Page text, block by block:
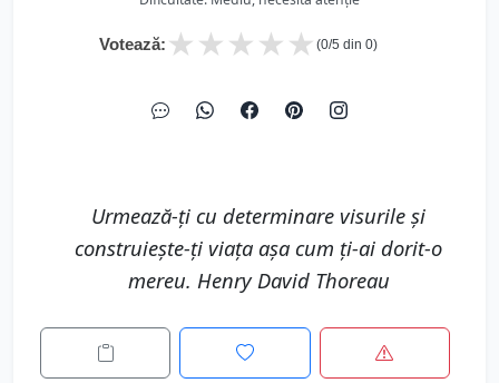
Votează: ★
★
★
★
★ (0/5 din 0)
Urmează-ți cu determinare visurile și
construiește-ți viața așa cum ți-ai dorit-o
mereu. Henry David Thoreau